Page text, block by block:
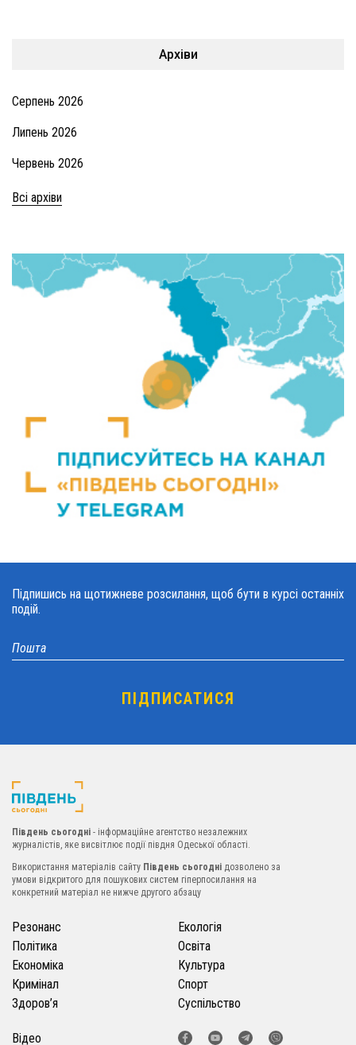
Архіви
Серпень 2026
Липень 2026
Червень 2026
Всі архіви
Підпишись на щотижневе розсилання, щоб бути в курсі останніх
подій.
Південь сьогодні - інформаційне агентство незалежних
журналістів, яке висвітлює події півдня Одеської області.
Використання матеріалів сайту Південь сьогодні дозволено за
умови відкритого для пошукових систем гіперпосилання на
конкретний матеріал не нижче другого абзацу
Резонанс
Політика
Економіка
Кримінал
Здоров’я
Екологія
Освіта
Культура
Спорт
Суспільство
Відео